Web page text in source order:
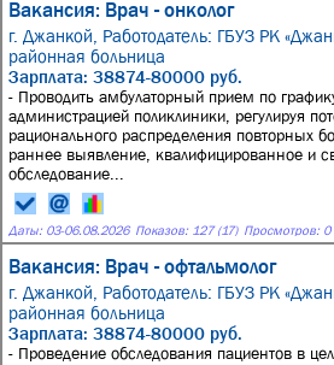
Вакансия: Врач - онколог
г. Джанкой, Работодатель: ГБУЗ РК
районная больница
Зарплата: 38874-80000 руб.
- Проводить амбулаторный прием по
администрацией поликлиники, регулируя
рационального распределения повторных
раннее выявление, квалифицированное и
обследование...
Даты: 03-06.08.2026 Показов: 127 (17) Просмотров: 0
Вакансия: Врач - офтальмолог
г. Джанкой, Работодатель: ГБУЗ РК
районная больница
Зарплата: 38874-80000 руб.
- Проведение обследования пациентов в